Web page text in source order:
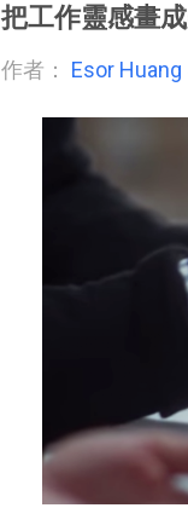
把工作靈感畫
作者： Esor Huang